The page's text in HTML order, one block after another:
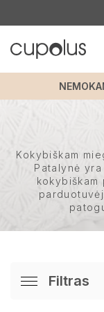
Kokybiškam
Patalynė
kokybiškam
Filtras